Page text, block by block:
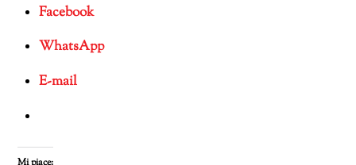
Facebook
WhatsApp
E-mail